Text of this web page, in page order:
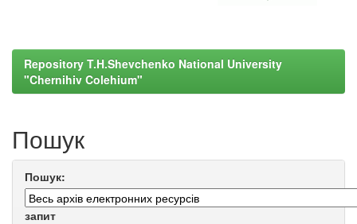
Repository T.H.Shevchenko National University
"Chernihiv Colehium"
Пошук
Пошук:
запит